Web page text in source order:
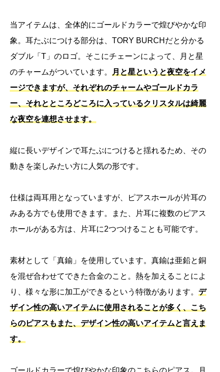
当アイテムは、全体的にゴールドカラーで煌びやかな印
象。耳たぶにつける部分は、TORY BURCHだと分かる
ダブル「T」のロゴ。そこにチェーンによって、月と星
のチャームがついています。
月と星というと夜空をイメ
ージできますが、それぞれのチャームやゴールドカラ
ー、それとところどころに入っているクリスタルは綺麗
な夜空を連想させます。
縦に長いデザインで耳たぶにつけると揺れるため、その
動きを楽しみたい方に人気の形です。
仕様は両耳用となっていますが、ピアスホールが片耳の
みある方でも使用できます。また、片耳に複数のピアス
ホールがある方は、片耳に2つつけることも可能です。
素材として「真鍮」を使用しています。真鍮は亜鉛と銅
を混ぜ合わせてできた合金のこと。熱を加えることによ
り、様々な形に加工ができるという特徴があります。 デ
ザイン性の高いアイテムに使用されることが多く、こち
らのピアスもまた、デザイン性の高いアイテムと言えま
す。